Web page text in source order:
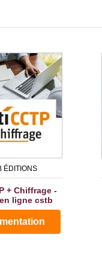
ÉDITIONS
+ Chiffrage -
ligne cstb